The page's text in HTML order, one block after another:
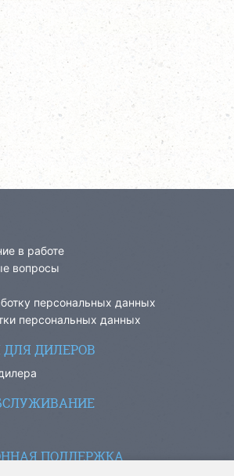
в работе
вопросы
персональных данных
персональных данных
ДИЛЕРОВ
ПОДДЕРЖКА